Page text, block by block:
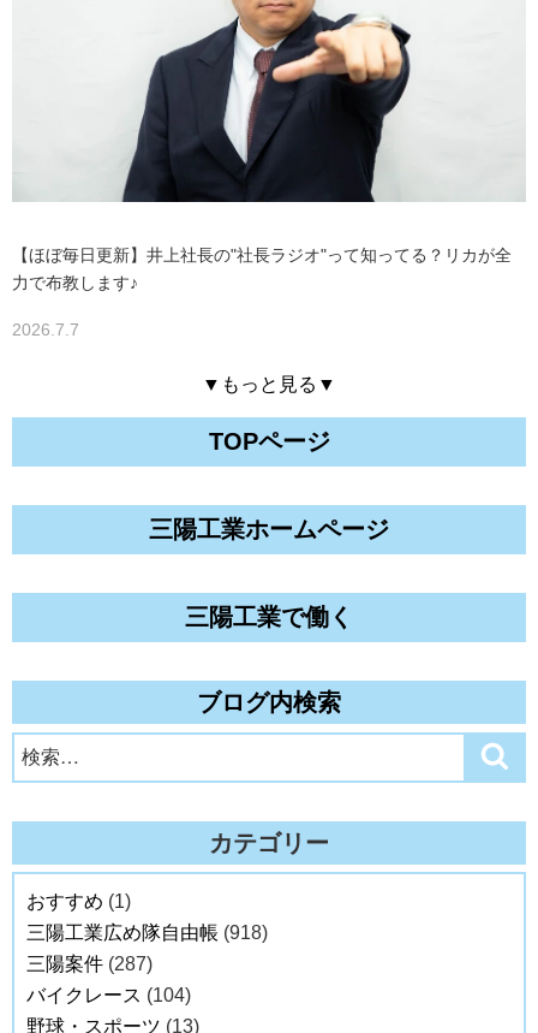
【ほぼ毎日更新】井上社長の"社長ラジオ"って知ってる？リカが全
力で布教します♪
2026.7.7
▼もっと見る▼
TOPページ
三陽工業ホームページ
三陽工業で働く
ブログ内検索
検
索:
カテゴリー
おすすめ (1)
三陽工業広め隊自由帳 (918)
三陽案件 (287)
バイクレース (104)
野球・スポーツ (13)